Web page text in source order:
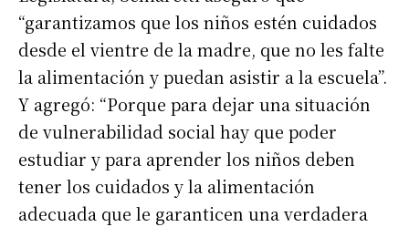
“garantizamos que los niños estén cuidados
desde el vientre de la madre, que no les falte
la alimentación y puedan asistir a la escuela”.
Y agregó: “Porque para dejar una situación
de vulnerabilidad social hay que poder
estudiar y para aprender los niños deben
tener los cuidados y la alimentación
adecuada que le garanticen una verdadera